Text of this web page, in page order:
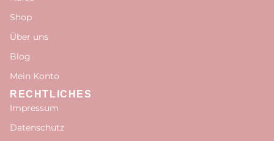
Shop
Über uns
Blog
Mein Konto
RECHTLICHES
Impressum
Datenschutz